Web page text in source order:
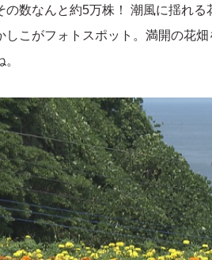
の数なんと約5万株！ 潮風に揺れ
しこがフォトスポット。満開の花